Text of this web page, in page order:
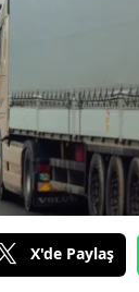
X'de Paylaş